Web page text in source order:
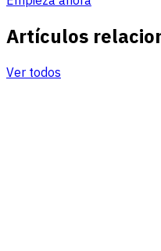
Artículos
Ver todos